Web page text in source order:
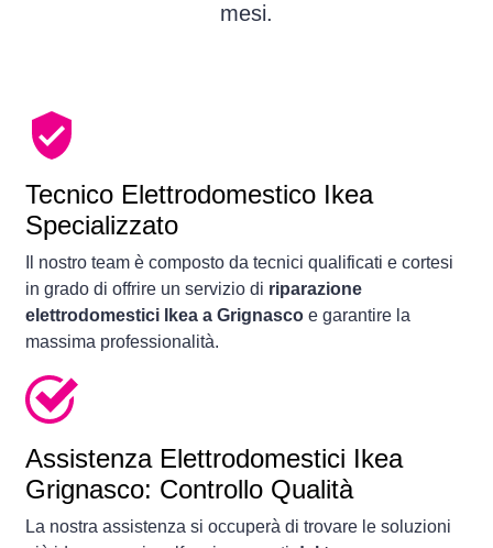
mesi.
Tecnico Elettrodomestico Ikea
Specializzato
Il nostro team è composto da tecnici qualificati e cortesi
in grado di offrire un servizio di riparazione
elettrodomestici Ikea a Grignasco e garantire la
massima professionalità.
Assistenza Elettrodomestici Ikea
Grignasco: Controllo Qualità
La nostra assistenza si occuperà di trovare le soluzioni